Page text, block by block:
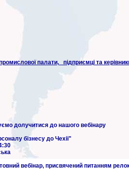
палати, підприємці та
долучитися до нашого вебінару
бізнесу до Чехії"
вебінар, присвячений питанням